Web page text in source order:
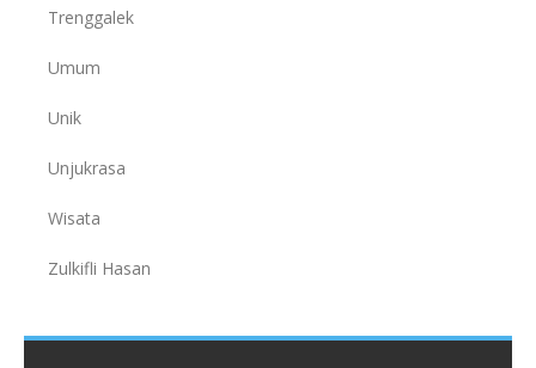
Trenggalek
Umum
Unik
Unjukrasa
Wisata
Zulkifli Hasan